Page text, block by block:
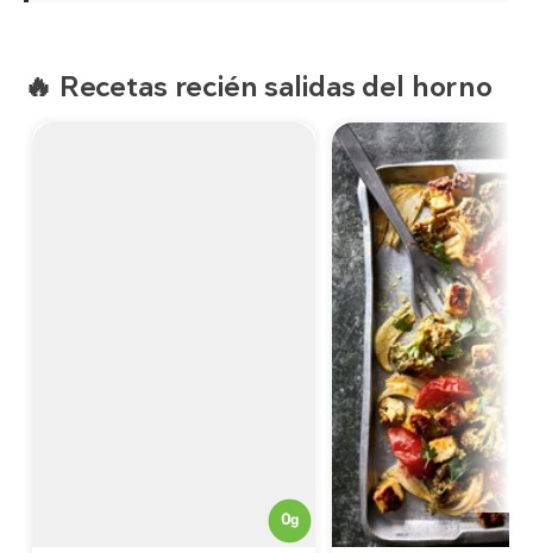
🔥 Recetas recién salidas del horno
0g